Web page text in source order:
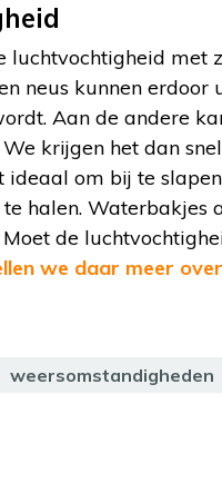
met
neus kunnen erdoor
Aan de andere
krijgen het dan
om bij te
halen. Waterbakjes
Moet de
we daar meer over
weersomstandigheden